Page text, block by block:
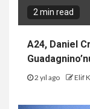
2 min read
A24, Daniel
2 yıl ago Elif